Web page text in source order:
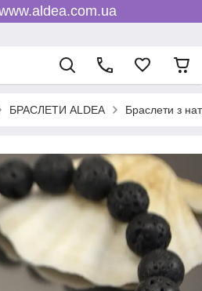
БРАСЛЕТИ ALDEA Браслети з